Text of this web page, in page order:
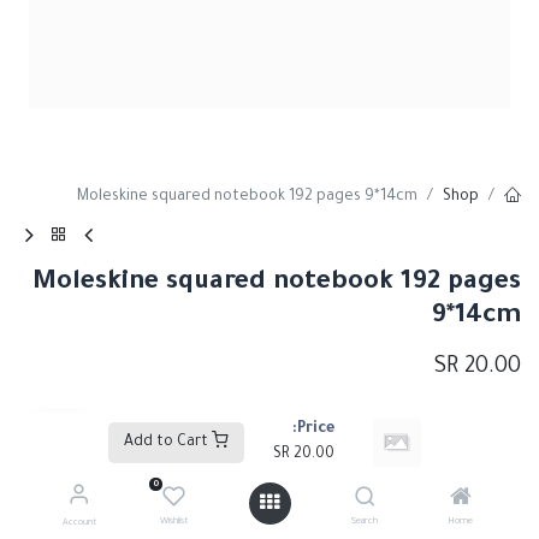
Price:
20.00
Home
Search
0
Wishlist
Account
Shop
Moleskine squared notebook 192 pages 9*14cm
Moleskine squared notebook 192 pages
9*14cm
20.00
Add to Cart
إضافة إلى قائمة الأمنيات